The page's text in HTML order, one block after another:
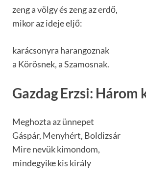
zeng a völgy és zeng az erdő,
mikor az ideje eljő:
karácsonyra harangoznak
a Körösnek, a Szamosnak.
Gazdag Erzsi: Három
Meghozta az ünnepet
Gáspár, Menyhért, Boldizsár
Mire nevük kimondom,
mindegyike kis király